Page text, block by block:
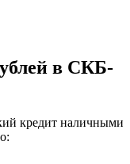
в СКБ-
кредит наличными